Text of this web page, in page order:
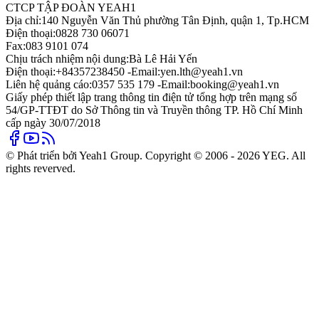
CTCP TẬP ĐOÀN YEAH1
Địa chỉ:140 Nguyễn Văn Thủ phường Tân Định, quận 1, Tp.HCM
Điện thoại:0828 730 06071
Fax:083 9101 074
Chịu trách nhiệm nội dung:Bà Lê Hải Yến
Điện thoại:+84357238450 -Email:yen.lth@yeah1.vn
Liên hệ quảng cáo:0357 535 179 -Email:booking@yeah1.vn
Giấy phép thiết lập trang thông tin điện tử tổng hợp trên mạng số
54/GP-TTĐT do Sở Thông tin và Truyền thông TP. Hồ Chí Minh
cấp ngày 30/07/2018
© Phát triển bởi Yeah1 Group. Copyright © 2006 - 2026 YEG. All
rights reverved.